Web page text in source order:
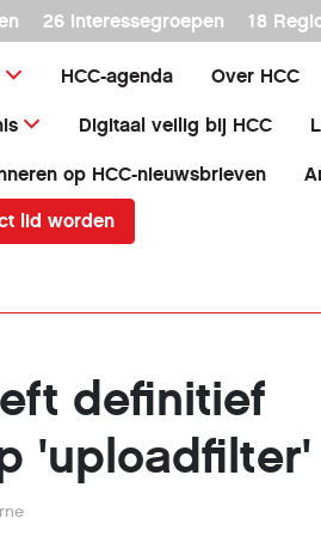
26 interessegroepen 18
HCC-agenda Over HCC
Digitaal veilig bij HCC
op HCC-nieuwsbrieven
lid worden
definitief
'uploadfilter'